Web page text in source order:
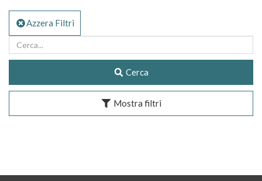
Azzera Filtri
Cerca
Mostra filtri